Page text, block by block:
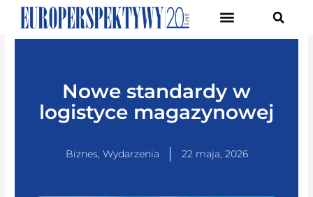
Nowe standardy w
logistyce magazynowej
Biznes, Wydarzenia 22 maja, 2026